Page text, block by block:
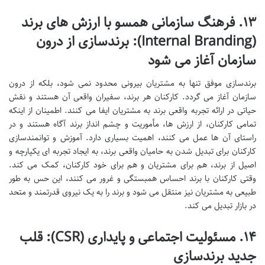
۱۳. فرهنگ سازمانی همسو با ارزش های برند
(Internal Branding): برندسازی از درون
سازمان آغاز می شود
برندسازی موفق تنها به مشتریان بیرونی محدود نمی شود، بلکه از درون
سازمان آغاز می گردد. کارکنان هر برند، سفیران واقعی آن هستند و نقش
حیاتی در ارائه تجربه واقعی برند به مشتریان ایفا می کنند. اطمینان از اینکه
تمامی کارکنان، از ارزش ها، مأموریت و چشم انداز برند آگاه هستند و در
راستای آن ها عمل می کنند، اهمیت بسیاری دارد. آموزش و توانمندسازی
کارکنان برای تبدیل شدن به حامیان واقعی برند، به ایجاد تجربه ای یکپارچه و
اصیل از برند، هم برای مشتریان و هم برای خود کارکنان، کمک می کند.
وقتی کارکنان با برند احساس همبستگی و غرور می کنند، این حس به طور
طبیعی به مشتریان نیز منتقل می شود و برند را به یک نیروی قدرتمند و متحد
در بازار تبدیل می کند.
۱۴. مسئولیت اجتماعی و پایداری (CSR): قلب
جدید برندسازی